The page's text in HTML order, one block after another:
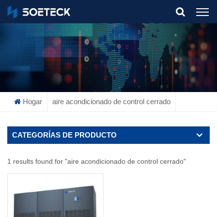
What Are You Looking For?
Hogar aire acondicionado de control cerrado
CATEGORÍAS DE PRODUCTO
1 results found for "aire acondicionado de control cerrado"